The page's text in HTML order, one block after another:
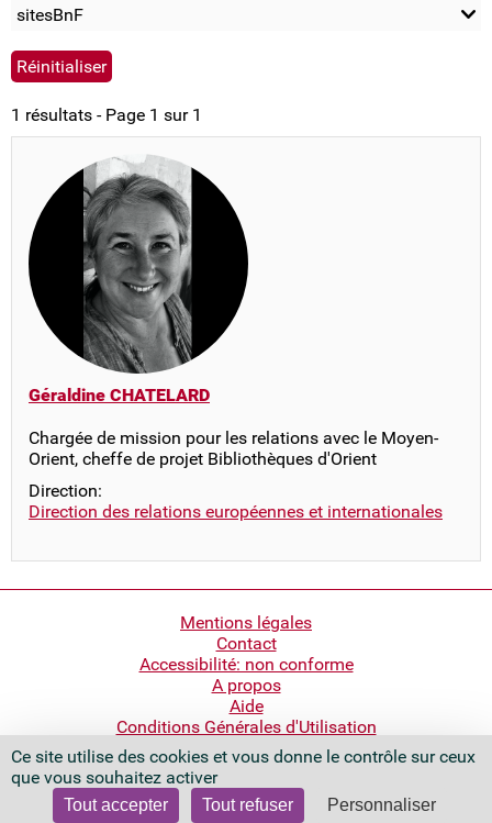
Ce site utilise des cookies et vous donne le contrôle sur ceux
que vous souhaitez activer
Tout accepter Tout refuser Personnaliser
sitesBnF
1 résultats - Page 1 sur 1
Géraldine CHATELARD
Chargée de mission pour les relations avec le Moyen-
Orient, cheffe de projet Bibliothèques d'Orient
Direction:
Direction des relations européennes et internationales
Mentions légales
Contact
Accessibilité: non conforme
A propos
Aide
Conditions Générales d'Utilisation
Bibliothèque nationale de France
Quai François Mauriac
75706 Paris Cedex 13 - France